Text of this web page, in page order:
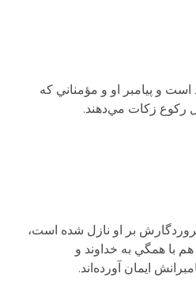
و پيامبر او و مؤمناني كه
ركوع زكات مي‌‌‌دهند.
بر او نازل شده است،
با همگي به خداوند و
ايمان آورده‌اند.